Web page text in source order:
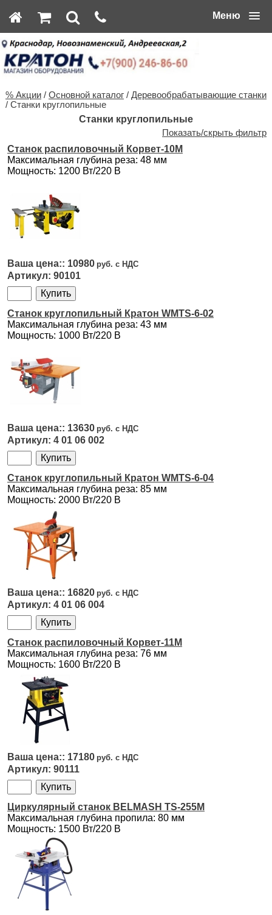
Меню
% Акции/ Основной каталог/ Деревообрабатывающие станки
/ Станки круглопильные
Станки круглопильные
Показать/скрыть фильтр
Станок распиловочный Корвет-10М
Максимальная глубина реза: 48 мм
Мощность: 1200 Вт/220 В
10980
90101
Станок круглопильный Кратон WMTS-6-02
Максимальная глубина реза: 43 мм
Мощность: 1000 Вт/220 В
13630
4 01 06 002
Станок круглопильный Кратон WMTS-6-04
Максимальная глубина реза: 85 мм
Мощность: 2000 Вт/220 В
16820
4 01 06 004
Станок распиловочный Корвет-11М
Максимальная глубина реза: 76 мм
Мощность: 1600 Вт/220 В
17180
90111
Циркулярный станок BELMASH TS-255M
Максимальная глубина пропила: 80 мм
Мощность: 1500 Вт/220 В